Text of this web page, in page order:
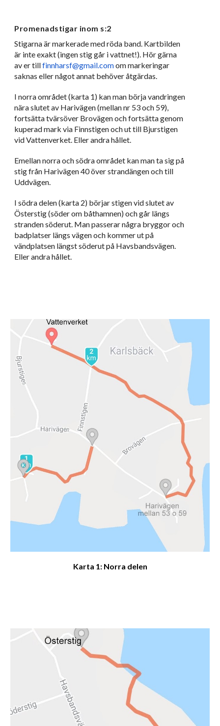
Promenadstigar inom s:2
Stigarna är markerade med röda band. Kartbilden
är inte exakt (ingen stig går i vattnet!). Hör gärna
av er till finnharsf@gmail.com om markeringar
saknas eller något annat behöver åtgärdas.
I norra området (karta 1) kan man börja vandringen
nära slutet av Harivägen (mellan nr 53 och 59),
fortsätta tvärsöver Brovägen och fortsätta genom
kuperad mark via Finnstigen och ut till Bjurstigen
vid Vattenverket. Eller andra hållet.
Emellan norra och södra området kan man ta sig på
stig från Harivägen 40 över strandängen och till
Uddvägen.
I södra delen (karta 2) börjar stigen vid slutet av
Österstig (söder om båthamnen) och går längs
stranden söderut. Man passerar några bryggor och
badplatser längs vägen och kommer ut på
vändplatsen längst söderut på Havsbandsvägen.
Eller andra hållet.
Karta 1: Norra delen